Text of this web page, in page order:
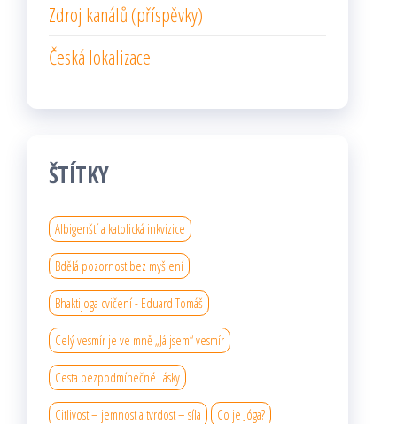
Zdroj kanálů (příspěvky)
Česká lokalizace
ŠTÍTKY
Albigenští a katolická inkvizice
Bdělá pozornost bez myšlení
Bhaktijoga cvičení - Eduard Tomáš
Celý vesmír je ve mně „Já jsem“ vesmír
Cesta bezpodmínečné Lásky
Citlivost – jemnost a tvrdost – síla Co je Jóga?